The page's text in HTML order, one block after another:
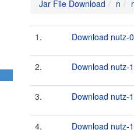
Jar File Download n
1. Download nutz-
2. Download nutz-
3. Download nutz-
4. Download nutz-